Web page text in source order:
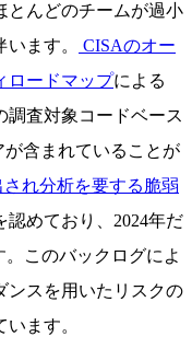
とんどのチームが過小
ます。
CISAのオー
ロードマップによる
調査対象コードベース
含まれていることが
れ分析を要する脆弱
認めており、2024年だ
このバックログによ
ンスを用いたリスクの
ます。